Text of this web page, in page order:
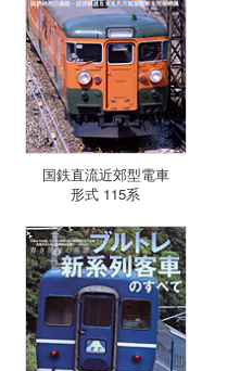
国鉄直流近郊型電車
形式 115系